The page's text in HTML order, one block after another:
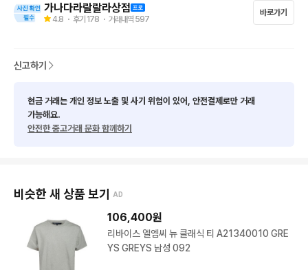
5만원이상 무료배송
(5만원이상 묶음배송시 무료배송 적용 됩니다.) *단품제외
배송비 3500 (제주도 산간지역 + 3500)
편의점 반값 X
-------------------------------------
3. 중고 특성상 미세얼룩,하자 있을 수 있으며, 교환 환불 불가능
4. 실측 사이즈는 재는 방식에 따라 2~3CM 차이 날 수있습니다.
5. 모든상품 미세 보풀,오염이 있을 수 있습니다 구매후 세탁 추천
드립니다.
가나다라랄랄라상점
4.8 ・ 후기 178 ・ 거래내역 597
바로가기
신고하기
현금 거래는 개인 정보 노출 및 사기 위험이 있어, 안전결제로만 거래
가능해요.
안전한 중고거래 문화 함께하기
비슷한 새 상품 보기 AD
106,400원
리바이스 엘엠씨 뉴 클래식 티 A21340010 GRE
YS GREYS 남성 092